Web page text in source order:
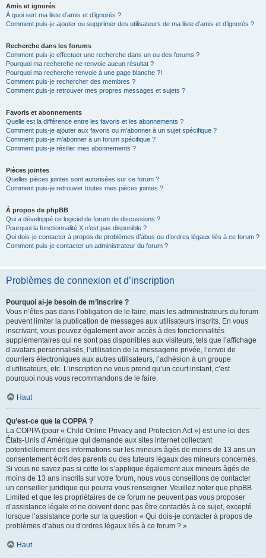
Amis et ignorés
À quoi sert ma liste d’amis et d’ignorés ?
Comment puis-je ajouter ou supprimer des utilisateurs de ma liste d’amis et d’ignorés ?
Recherche dans les forums
Comment puis-je effectuer une recherche dans un ou des forums ?
Pourquoi ma recherche ne renvoie aucun résultat ?
Pourquoi ma recherche renvoie à une page blanche ?!
Comment puis-je rechercher des membres ?
Comment puis-je retrouver mes propres messages et sujets ?
Favoris et abonnements
Quelle est la différence entre les favoris et les abonnements ?
Comment puis-je ajouter aux favoris ou m’abonner à un sujet spécifique ?
Comment puis-je m’abonner à un forum spécifique ?
Comment puis-je résilier mes abonnements ?
Pièces jointes
Quelles pièces jointes sont autorisées sur ce forum ?
Comment puis-je retrouver toutes mes pièces jointes ?
À propos de phpBB
Qui a développé ce logiciel de forum de discussions ?
Pourquoi la fonctionnalité X n’est pas disponible ?
Qui dois-je contacter à propos de problèmes d’abus ou d’ordres légaux liés à ce forum ?
Comment puis-je contacter un administrateur du forum ?
Problèmes de connexion et d’inscription
Pourquoi ai-je besoin de m’inscrire ?
Vous n’êtes pas dans l’obligation de le faire, mais les administrateurs du forum
peuvent limiter la publication de messages aux utilisateurs inscrits. En vous
inscrivant, vous pouvez également avoir accès à des fonctionnalités
supplémentaires qui ne sont pas disponibles aux visiteurs, tels que l’affichage
d’avatars personnalisés, l’utilisation de la messagerie privée, l’envoi de
courriers électroniques aux autres utilisateurs, l’adhésion à un groupe
d’utilisateurs, etc. L’inscription ne vous prend qu’un court instant, c’est
pourquoi nous vous recommandons de le faire.
Haut
Qu’est-ce que la COPPA ?
La COPPA (pour « Child Online Privacy and Protection Act ») est une loi des
États-Unis d’Amérique qui demande aux sites internet collectant
potentiellement des informations sur les mineurs âgés de moins de 13 ans un
consentement écrit des parents ou des tuteurs légaux des mineurs concernés.
Si vous ne savez pas si cette loi s’applique également aux mineurs âgés de
moins de 13 ans inscrits sur votre forum, nous vous conseillons de contacter
un conseiller juridique qui pourra vous renseigner. Veuillez noter que phpBB
Limited et que les propriétaires de ce forum ne peuvent pas vous proposer
d’assistance légale et ne doivent donc pas être contactés à ce sujet, excepté
lorsque l’assistance porte sur la question « Qui dois-je contacter à propos de
problèmes d’abus ou d’ordres légaux liés à ce forum ? ».
Haut